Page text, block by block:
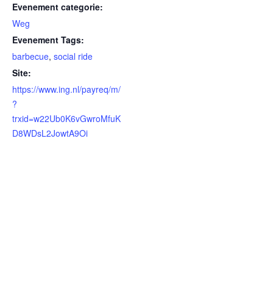
Evenement categorie:
Weg
Evenement Tags:
barbecue, social ride
Site:
https://www.ing.nl/payreq/m/
?
trxid=w22Ub0K6vGwroMfuK
D8WDsL2JowtA9Oi